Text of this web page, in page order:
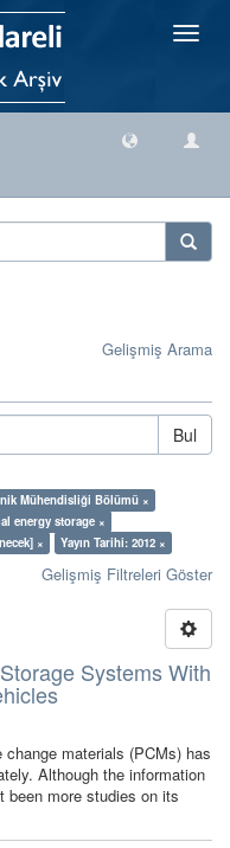
Geçiş
Gelişmiş Arama
Bul
Mühendisliği Bölümü ×
energy storage ×
× Yayın Tarihi: 2012 ×
Gelişmiş Filtreleri Göster
Systems With
materials (PCMs) has
Although the information
been more studies on its